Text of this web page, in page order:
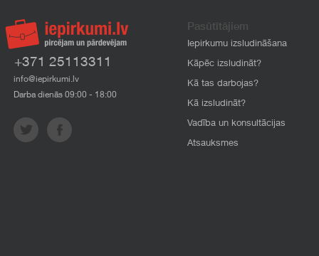
+371 25113311
info@iepirkumi.lv
Darba dienās 09:00 - 18:00
Pasūtītājiem
Iepirkumu izsludināšana
Kāpēc izsludināt?
Kā tas darbojas?
Kā izsludināt?
Vadība un konsultācijas
Atsauksmes